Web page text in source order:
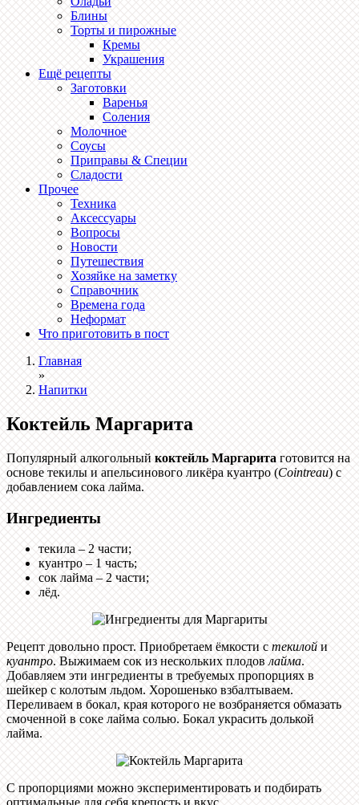
Блины
Торты и пирожные
Кремы
Украшения
Ещё рецепты
Заготовки
Варенья
Соления
Молочное
Соусы
Приправы & Специи
Сладости
Прочее
Техника
Аксессуары
Вопросы
Новости
Путешествия
Хозяйке на заметку
Справочник
Времена года
Неформат
Что приготовить в пост
Главная
»
Напитки
Коктейль Маргарита
Популярный алкогольный коктейль Маргаритаготовится на
основе текилы и апельсинового ликёра куантро (Cointreau) с
добавлением сока лайма.
Ингредиенты
текила – 2 части;
куантро – 1 часть;
сок лайма – 2 части;
лёд.
Рецепт довольно прост. Приобретаем ёмкости стекилойи
куантро. Выжимаем сок из нескольких плодов лайма.
Добавляем эти ингредиенты в требуемых пропорциях в
шейкер с колотым льдом. Хорошенько взбалтываем.
Переливаем в бокал, края которого не возбраняется обмазать
смоченной в соке лайма солью. Бокал украсить долькой
лайма.
С пропорциями можно экспериментировать и подбирать